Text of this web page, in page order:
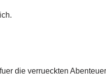
die verrueckten